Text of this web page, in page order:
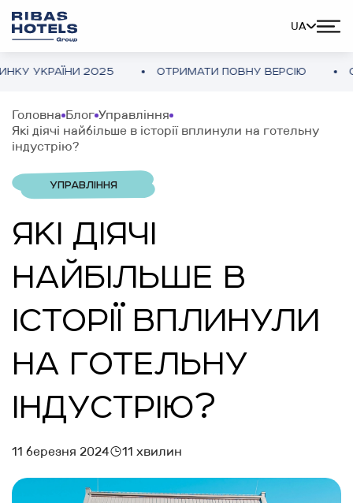
UA
2025 ОТРИМАТИ ПОВНУ ВЕРСІЮ ОГЛЯД
Головна Блог Управління
Які діячі найбільше в історії вплинули на готельну
індустрію?
УПРАВЛІННЯ
ЯКІ ДІЯЧІ
НАЙБІЛЬШЕ В
ІСТОРІЇ ВПЛИНУЛИ
НА ГОТЕЛЬНУ
ІНДУСТРІЮ?
11 березня 2024 11 хвилин